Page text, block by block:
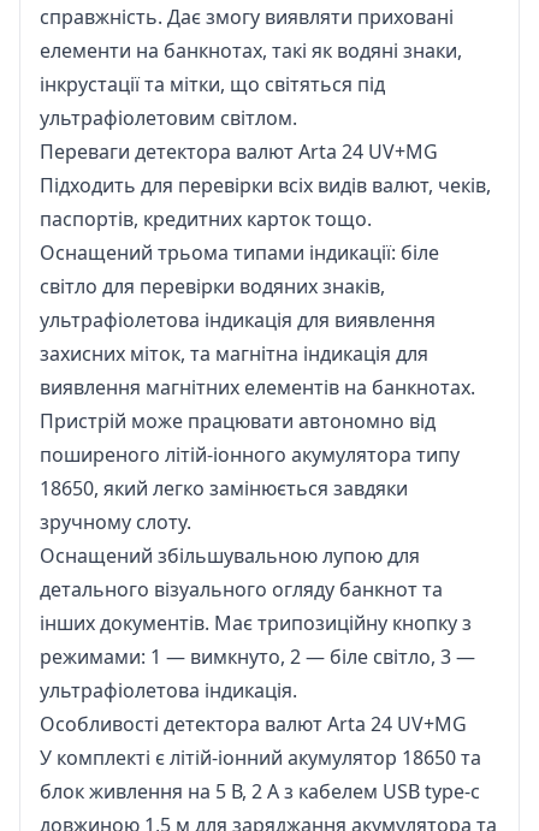
справжність. Дає змогу виявляти приховані
елементи на банкнотах, такі як водяні знаки,
інкрустації та мітки, що світяться під
ультрафіолетовим світлом.
Переваги детектора валют Arta 24 UV+MG
Підходить для перевірки всіх видів валют, чеків,
паспортів, кредитних карток тощо.
Оснащений трьома типами індикації: біле
світло для перевірки водяних знаків,
ультрафіолетова індикація для виявлення
захисних міток, та магнітна індикація для
виявлення магнітних елементів на банкнотах.
Пристрій може працювати автономно від
поширеного літій-іонного акумулятора типу
18650, який легко замінюється завдяки
зручному слоту.
Оснащений збільшувальною лупою для
детального візуального огляду банкнот та
інших документів. Має трипозиційну кнопку з
режимами: 1 — вимкнуто, 2 — біле світло, 3 —
ультрафіолетова індикація.
Особливості детектора валют Arta 24 UV+MG
У комплекті є літій-іонний акумулятор 18650 та
блок живлення на 5 В, 2 А з кабелем USB type-c
довжиною 1,5 м для заряджання акумулятора та